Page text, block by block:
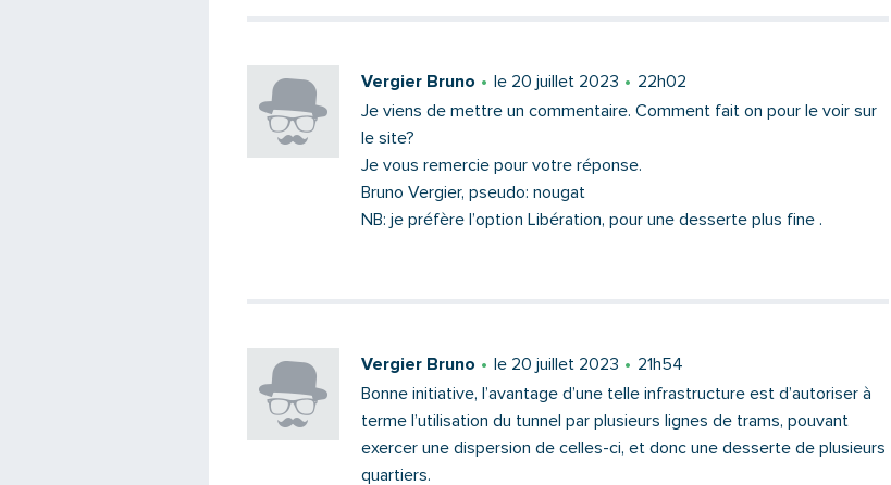
Vergier Bruno le 20 juillet 2023
22h02
Je viens de mettre un commentaire. Comment fait on pour le voir sur
le site?
Je vous remercie pour votre réponse.
Bruno Vergier, pseudo: nougat
NB: je préfère l’option Libération, pour une desserte plus fine .
Vergier Bruno le 20 juillet 2023
21h54
Bonne initiative, l’avantage d’une telle infrastructure est d’autoriser à
terme l’utilisation du tunnel par plusieurs lignes de trams, pouvant
exercer une dispersion de celles-ci, et donc une desserte de plusieurs
quartiers.